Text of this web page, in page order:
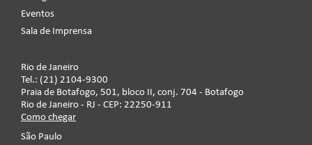
Eventos
Sala de Imprensa
Rio de Janeiro
Tel.: (21) 2104-9300
Praia de Botafogo, 501, bloco II, conj. 704 - Botafogo
Rio de Janeiro - RJ - CEP: 22250-911
Como chegar
São Paulo